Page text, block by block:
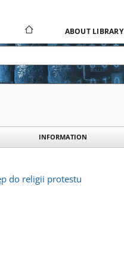
ABOUT LIBRARY
INFORMATION
do religii protestu